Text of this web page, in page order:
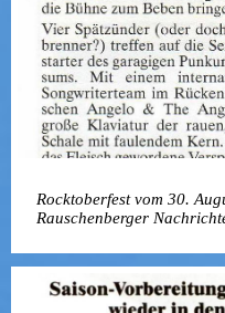
Rocktoberfest vom 30.
Rauschenberger